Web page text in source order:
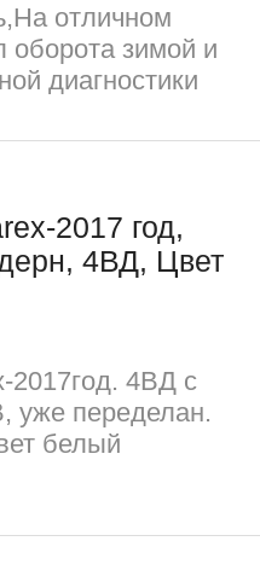
отличном
оборота зимой и
диагностики
2017 год,
4ВД, Цвет
2017год. 4ВД с
уже переделан.
белый